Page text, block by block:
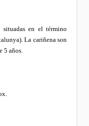
en el término
La cariñena son
5 años.